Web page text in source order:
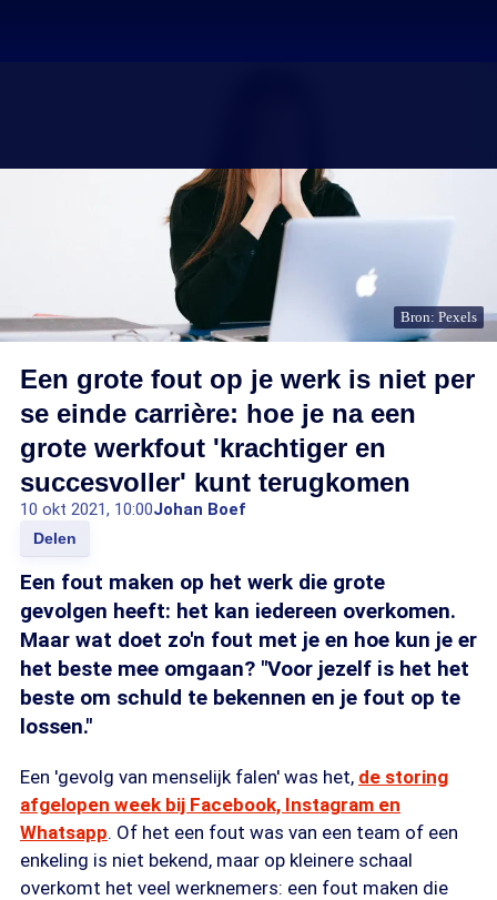
Bron: Pexels
Een grote fout op je werk is niet per
se einde carrière: hoe je na een
grote werkfout 'krachtiger en
succesvoller' kunt terugkomen
10 okt 2021, 10:00Johan Boef
Delen
Een fout maken op het werk die grote
gevolgen heeft: het kan iedereen overkomen.
Maar wat doet zo'n fout met je en hoe kun je er
het beste mee omgaan? "Voor jezelf is het het
beste om schuld te bekennen en je fout op te
lossen."
Een 'gevolg van menselijk falen' was het, de storing
afgelopen week bij Facebook, Instagram en
Whatsapp. Of het een fout was van een team of een
enkeling is niet bekend, maar op kleinere schaal
overkomt het veel werknemers: een fout maken die